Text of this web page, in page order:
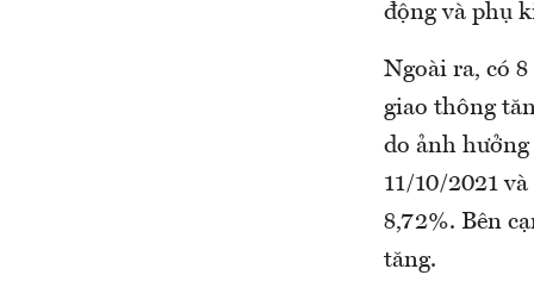
động và phụ
Ngoài ra, có
giao thông
do ảnh hưởng
11/10/2021
8,72%. Bên
tăng.